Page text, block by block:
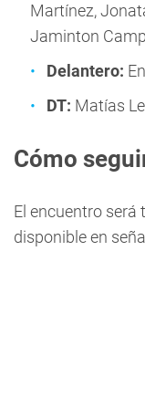
Martínez,
Jaminton
Delantero:
DT: Matías
Cómo
El encuentro
disponible en